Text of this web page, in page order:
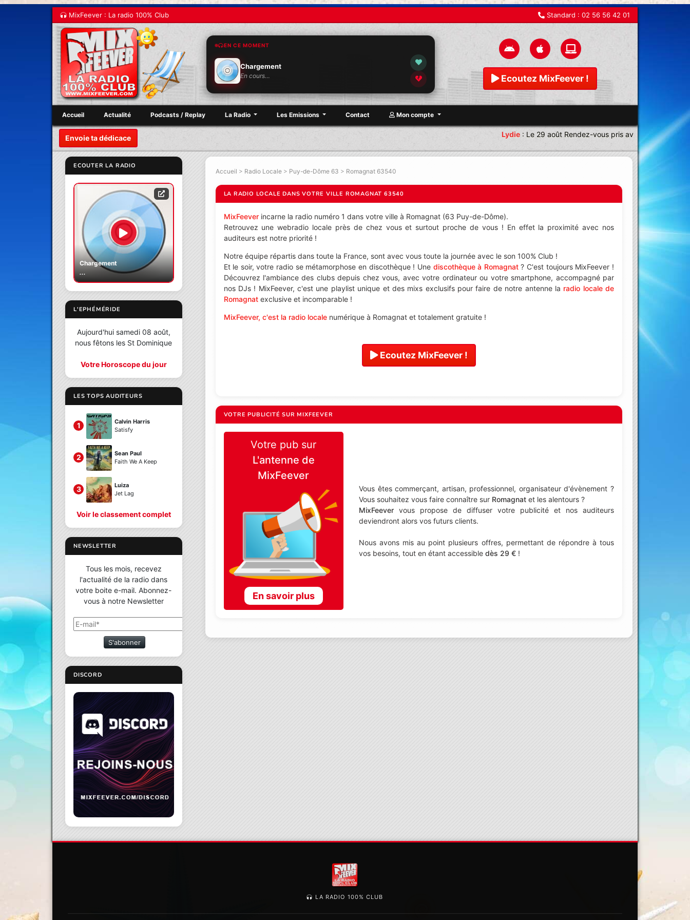
MixFeever : La radio 100% Club Standard : 02 56 56 42 01
EN CE MOMENT
Chargement
En cours… Ecoutez MixFeever !
Accueil Actualité Podcasts / Replay La Radio Les Emissions Contact Mon compte
Envoie ta dédicace Lydie:Le 29 août Rendez-vous pris avec une équipe
ECOUTER LA RADIO
Chargement
...
L'EPHÉMÉRIDE
Aujourd'hui samedi 08 août,
nous fêtons les St Dominique
Votre Horoscope du jour
LES TOPS AUDITEURS
1
Calvin Harris
Satisfy
2
Sean Paul
Faith We A Keep
3
Luiza
Jet Lag
Voir le classement complet
NEWSLETTER
Tous les mois, recevez
l'actualité de la radio dans
votre boite e-mail. Abonnez-
vous à notre Newsletter
S'abonner
DISCORD
Accueil > Radio Locale> Puy-de-Dôme 63 > Romagnat 63540
LA RADIO LOCALE DANS VOTRE VILLE ROMAGNAT 63540
MixFeeverincarne la radio numéro 1 dans votre ville à Romagnat (63 Puy-de-Dôme).
Retrouvez une webradio locale près de chez vous et surtout proche de vous ! En effet la proximité avec nos
auditeurs est notre priorité !
Notre équipe répartis dans toute la France, sont avec vous toute la journée avec le son 100% Club !
Et le soir, votre radio se métamorphose en discothèque ! Une discothèque à Romagnat? C'est toujours MixFeever !
Découvrez l'ambiance des clubs depuis chez vous, avec votre ordinateur ou votre smartphone, accompagné par
nos DJs ! MixFeever, c'est une playlist unique et des mixs exclusifs pour faire de notre antenne la radio locale de
Romagnatexclusive et incomparable !
MixFeever, c'est la radio localenumérique à Romagnat et totalement gratuite !
Ecoutez MixFeever !
VOTRE PUBLICITÉ SUR MIXFEEVER
Votre pub sur
L'antenne de
MixFeever
En savoir plus
Vous êtes commerçant, artisan, professionnel, organisateur d'évènement ?
Vous souhaitez vous faire connaître sur Romagnat et les alentours ?
MixFeever vous propose de diffuser votre publicité et nos auditeurs
deviendront alors vos futurs clients.
Nous avons mis au point plusieurs offres, permettant de répondre à tous
vos besoins, tout en étant accessibledès 29 € !
LA RADIO 100% CLUB